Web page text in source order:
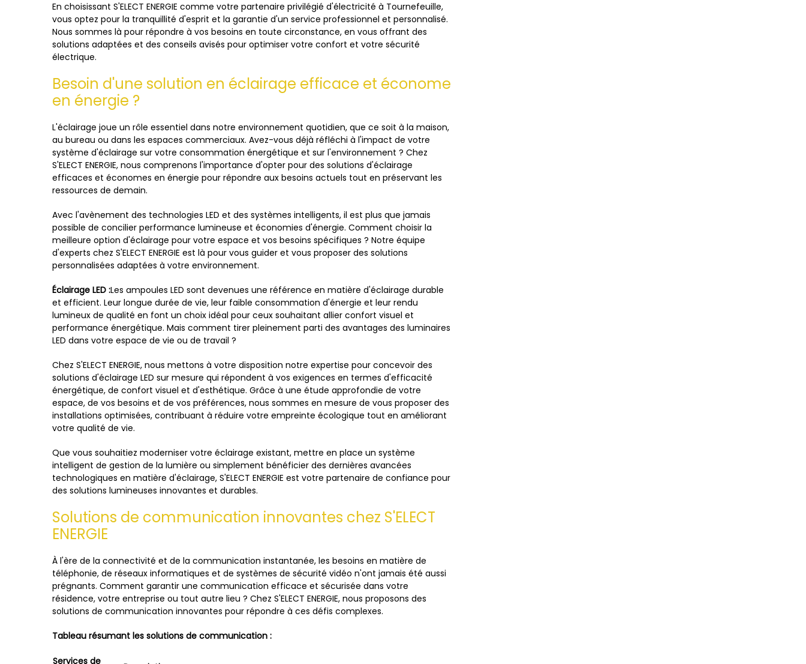
En choisissant S'ELECT ENERGIE comme votre partenaire privilégié d'électricité à Tournefeuille,
vous optez pour la tranquillité d'esprit et la garantie d'un service professionnel et personnalisé.
Nous sommes là pour répondre à vos besoins en toute circonstance, en vous offrant des
solutions adaptées et des conseils avisés pour optimiser votre confort et votre sécurité
électrique.
Besoin d'une solution en éclairage efficace et économe
en énergie ?
L'éclairage joue un rôle essentiel dans notre environnement quotidien, que ce soit à la maison,
au bureau ou dans les espaces commerciaux. Avez-vous déjà réfléchi à l'impact de votre
système d'éclairage sur votre consommation énergétique et sur l'environnement ? Chez
S'ELECT ENERGIE, nous comprenons l'importance d'opter pour des solutions d'éclairage
efficaces et économes en énergie pour répondre aux besoins actuels tout en préservant les
ressources de demain.
Avec l'avènement des technologies LED et des systèmes intelligents, il est plus que jamais
possible de concilier performance lumineuse et économies d'énergie. Comment choisir la
meilleure option d'éclairage pour votre espace et vos besoins spécifiques ? Notre équipe
d'experts chez S'ELECT ENERGIE est là pour vous guider et vous proposer des solutions
personnalisées adaptées à votre environnement.
Éclairage LED :Les ampoules LED sont devenues une référence en matière d'éclairage durable
et efficient. Leur longue durée de vie, leur faible consommation d'énergie et leur rendu
lumineux de qualité en font un choix idéal pour ceux souhaitant allier confort visuel et
performance énergétique. Mais comment tirer pleinement parti des avantages des luminaires
LED dans votre espace de vie ou de travail ?
Chez S'ELECT ENERGIE, nous mettons à votre disposition notre expertise pour concevoir des
solutions d'éclairage LED sur mesure qui répondent à vos exigences en termes d'efficacité
énergétique, de confort visuel et d'esthétique. Grâce à une étude approfondie de votre
espace, de vos besoins et de vos préférences, nous sommes en mesure de vous proposer des
installations optimisées, contribuant à réduire votre empreinte écologique tout en améliorant
votre qualité de vie.
Que vous souhaitiez moderniser votre éclairage existant, mettre en place un système
intelligent de gestion de la lumière ou simplement bénéficier des dernières avancées
technologiques en matière d'éclairage, S'ELECT ENERGIE est votre partenaire de confiance pour
des solutions lumineuses innovantes et durables.
Solutions de communication innovantes chez S'ELECT
ENERGIE
À l'ère de la connectivité et de la communication instantanée, les besoins en matière de
téléphonie, de réseaux informatiques et de systèmes de sécurité vidéo n'ont jamais été aussi
prégnants. Comment garantir une communication efficace et sécurisée dans votre
résidence, votre entreprise ou tout autre lieu ? Chez S'ELECT ENERGIE, nous proposons des
solutions de communication innovantes pour répondre à ces défis complexes.
Tableau résumant les solutions de communication :
Services de